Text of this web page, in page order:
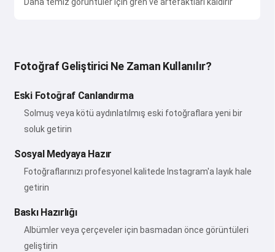
Fotoğraf Geliştirici Ne Zaman Kullanılır?
Eski Fotoğraf Canlandırma
Solmuş veya kötü aydınlatılmış eski fotoğraflara yeni bir
soluk getirin
Sosyal Medyaya Hazır
Fotoğraflarınızı profesyonel kalitede Instagram'a layık hale
getirin
Baskı Hazırlığı
Albümler veya çerçeveler için basmadan önce görüntüleri
geliştirin